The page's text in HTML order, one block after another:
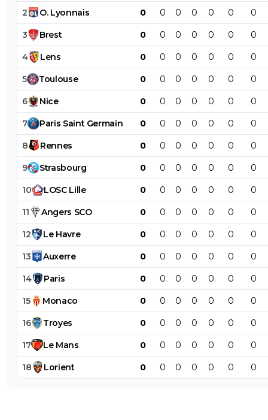
2 O. Lyonnais 0 0 0 0 0 0 0
3 Brest 0 0 0 0 0 0 0
4 Lens 0 0 0 0 0 0 0
5 Toulouse 0 0 0 0 0 0 0
6 Nice 0 0 0 0 0 0 0
7 Paris Saint Germain 0 0 0 0 0 0 0
8 Rennes 0 0 0 0 0 0 0
9 Strasbourg 0 0 0 0 0 0 0
10 LOSC Lille 0 0 0 0 0 0 0
11 Angers SCO 0 0 0 0 0 0 0
12 Le Havre 0 0 0 0 0 0 0
13 Auxerre 0 0 0 0 0 0 0
14 Paris 0 0 0 0 0 0 0
15 Monaco 0 0 0 0 0 0 0
16 Troyes 0 0 0 0 0 0 0
17 Le Mans 0 0 0 0 0 0 0
18 Lorient 0 0 0 0 0 0 0